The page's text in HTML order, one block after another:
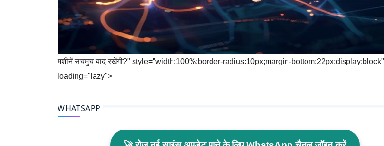
मशीनें सचमुच याद रखेंगी?" style="width:100%;border-radius:10px;margin-bottom:22px;display:block"
loading="lazy">
WHATSAPP